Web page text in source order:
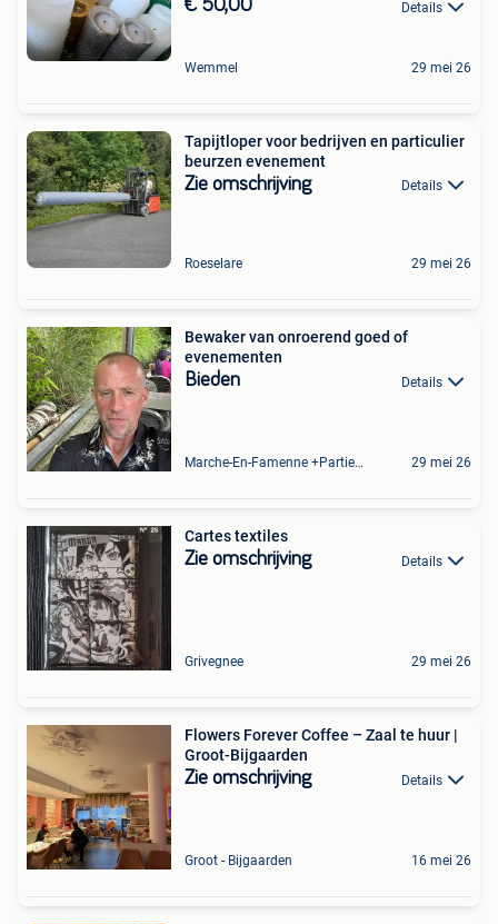
€ 50,00 Details
Wemmel 29 mei 26
Tapijtloper voor bedrijven en particulier
beurzen evenement
Zie omschrijving Details
Roeselare 29 mei 26
Bewaker van onroerend goed of
evenementen
Bieden Details
Marche-En-Famenne +Partie De Baillonville Et Noiseux 29 mei 26
Cartes textiles
Zie omschrijving Details
Grivegnee 29 mei 26
Flowers Forever Coffee – Zaal te huur |
Groot-Bijgaarden
Zie omschrijving Details
Groot - Bijgaarden 16 mei 26